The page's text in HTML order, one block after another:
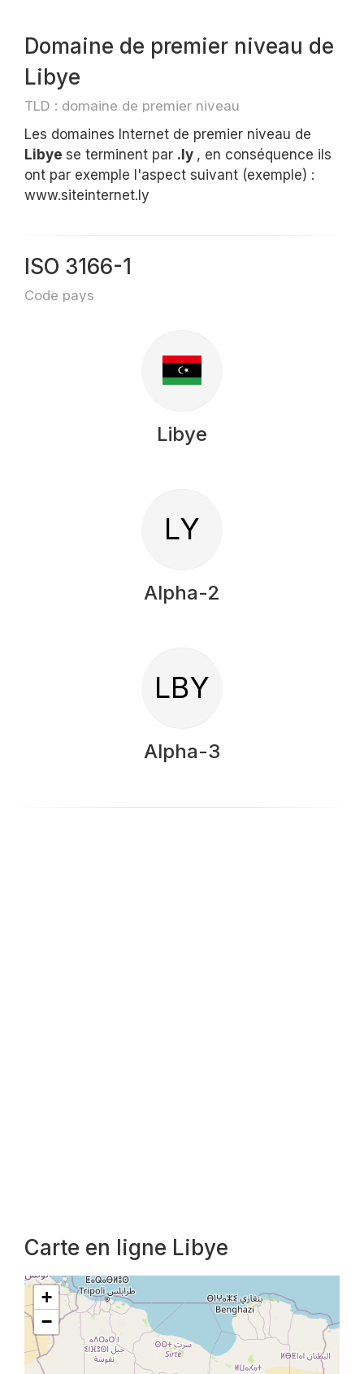
Domaine de premier niveau de
Libye
TLD : domaine de premier niveau
Les domaines Internet de premier niveau de
Libye se terminent par .ly , en conséquence ils
ont par exemple l'aspect suivant (exemple) :
www.siteinternet.ly
ISO 3166-1
Code pays
Libye
LY
Alpha-2
LBY
Alpha-3
Carte en ligne Libye
+
−